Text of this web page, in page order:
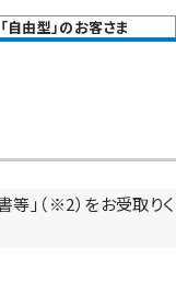
「自由型」のお客さま
等」（※2）をお受取りく